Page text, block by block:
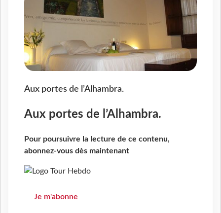
Aux portes de l’Alhambra.
Aux portes de l’Alhambra.
Pour poursuivre la lecture de ce contenu,
abonnez-vous dès maintenant
Je m'abonne